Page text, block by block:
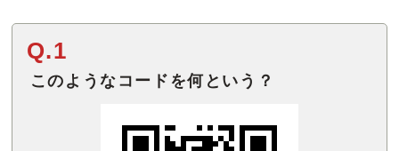
Q.1
このようなコードを何という？